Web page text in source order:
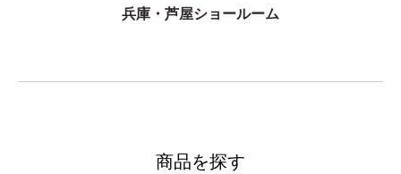
兵庫・芦屋ショールーム
商品を探す